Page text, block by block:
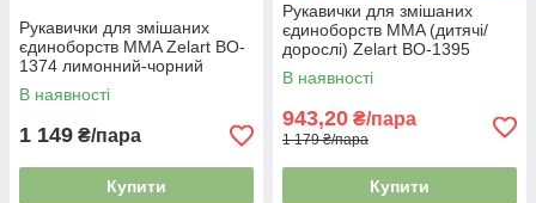
Рукавички для змішаних
єдиноборств MMA Zelart BO-
1374 лимонний-чорний
В наявності
1 149 ₴/пара
Купити
Рукавички для змішаних
єдиноборств MMA (дитячі/
дорослі) Zelart BO-1395
білий-червоний-чорний
В наявності
943,20 ₴/пара
1 179 ₴/пара
Купити